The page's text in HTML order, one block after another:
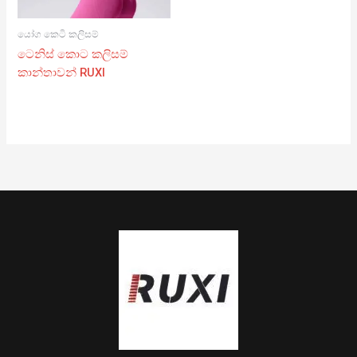
යෝග කෙටි කලිසම්
ටෙනිස් කොට කලිසම්
කාන්තාවන් RUXI